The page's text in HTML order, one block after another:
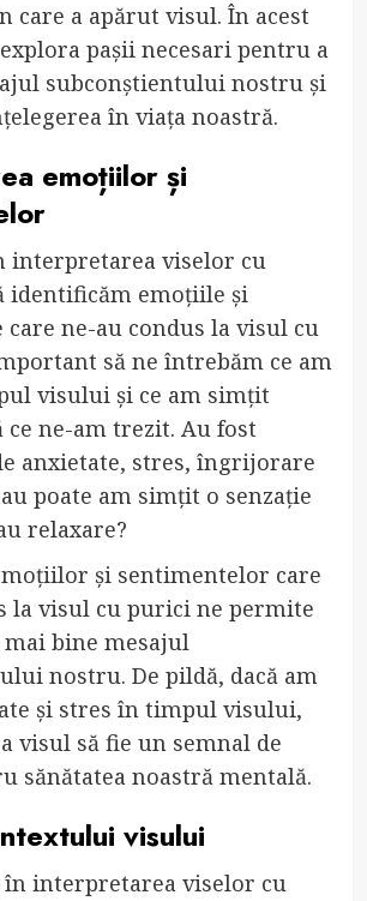
care a apărut visul. În acest
pașii necesari pentru a
subconștientului nostru și
în viața noastră.
emoțiilor și
interpretarea viselor cu
identificăm emoțiile și
ne-au condus la visul cu
să ne întrebăm ce am
visului și ce am simțit
ne-am trezit. Au fost
anxietate, stres, îngrijorare
poate am simțit o senzație
relaxare?
și sentimentelor care
la visul cu purici ne permite
bine mesajul
nostru. De pildă, dacă am
și stres în timpul visului,
visul să fie un semnal de
sănătatea noastră mentală.
visului
în interpretarea viselor cu